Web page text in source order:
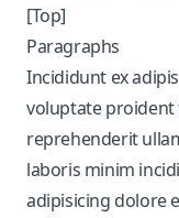
[Top]
Paragraphs
Incididunt ex
voluptate
reprehenderit
laboris minim
adipisicing dolore